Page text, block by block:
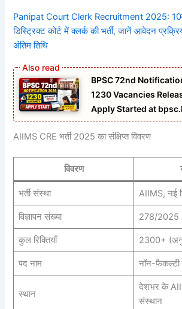
Panipat Court Clerk Recruitment 2025:
डिस्ट्रिक्ट कोर्ट में क्लर्क की भर्ती, जानें आवेदन
अंतिम तिथि
BPSC 72nd
1230 Vacancies
Apply Started at
AIIMS CRE भर्ती 2025 का संक्षिप्त विवरण
विवरण
भर्ती संस्था AIIMS, नई
विज्ञापन संख्या 278/2025
कुल रिक्तियाँ 2300+
पद नाम नॉन-
स्थान
देशभर के
संस्थान